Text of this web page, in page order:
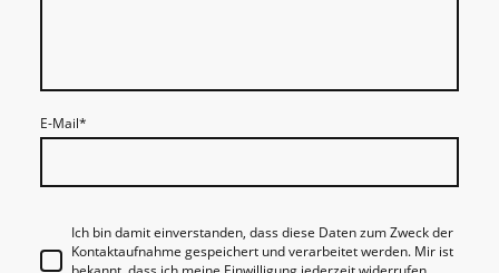
E-Mail*
Ich bin damit einverstanden, dass diese Daten zum Zweck der
Kontaktaufnahme gespeichert und verarbeitet werden. Mir ist